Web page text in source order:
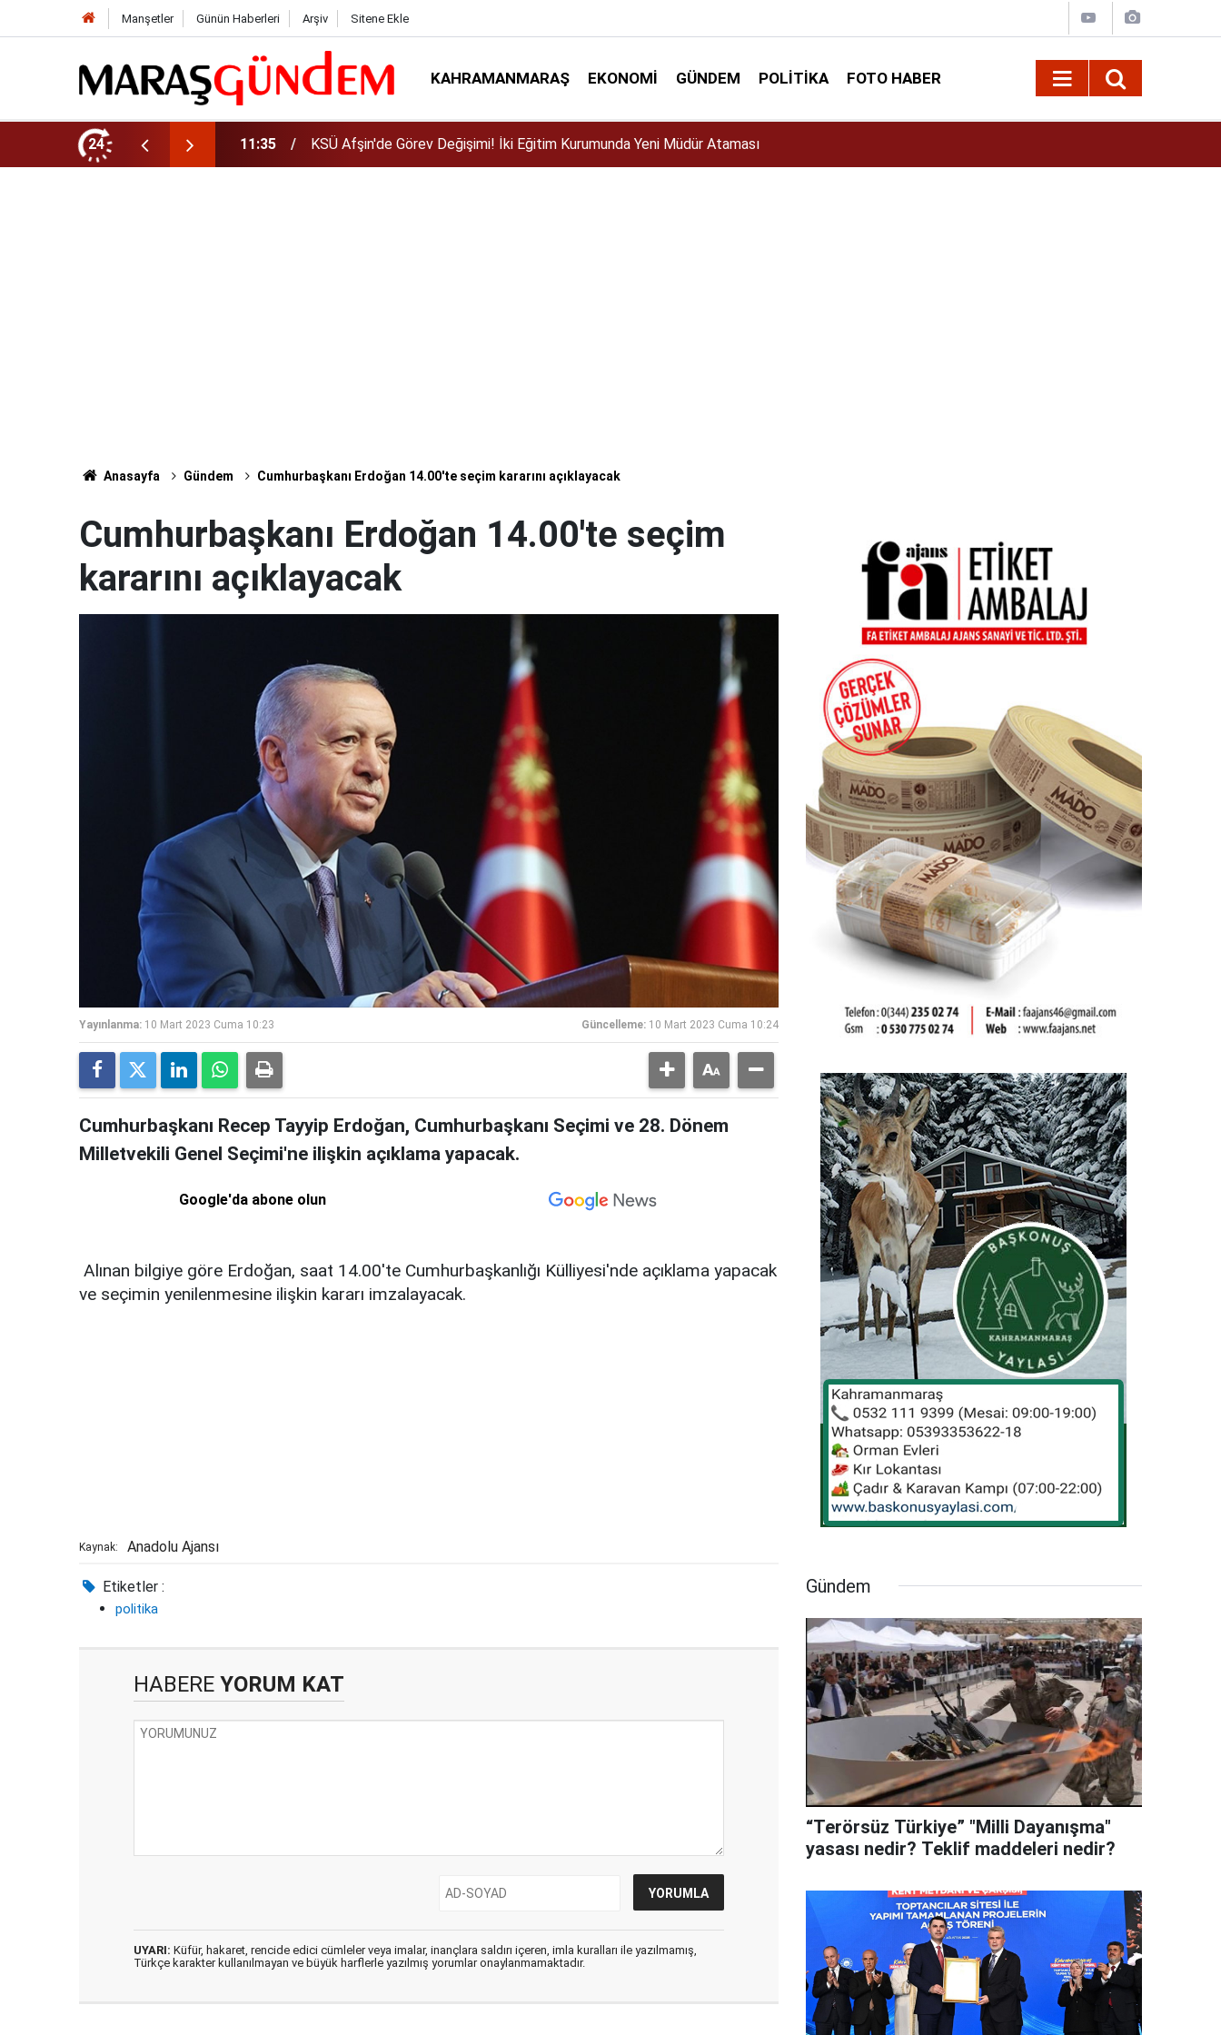
Manşetler Günün Haberleri Arşiv Sitene Ekle
KAHRAMANMARAŞ EKONOMI GÜNDEM POLITIKA FOTO HABER
24
Müdür Ataması 10:14 Funda Arar konser için Kahramanmaraş’a geliyor!
Anasayfa Gündem Cumhurbaşkanı Erdoğan 14.00'te seçim kararını açıklayacak
Cumhurbaşkanı Erdoğan 14.00'te seçim
kararını açıklayacak
Yayınlanma: 10 Mart 2023 Cuma 10:23 Güncelleme: 10 Mart 2023 Cuma 10:24
Cumhurbaşkanı Recep Tayyip Erdoğan, Cumhurbaşkanı Seçimi ve 28. Dönem
Milletvekili Genel Seçimi'ne ilişkin açıklama yapacak.
Google'da abone olun
Alınan bilgiye göre Erdoğan, saat 14.00'te Cumhurbaşkanlığı Külliyesi'nde açıklama yapacak
ve seçimin yenilenmesine ilişkin kararı imzalayacak.
Kaynak: Anadolu Ajansı
Etiketler :
politika
HABERE YORUM KAT
UYARI: Küfür, hakaret, rencide edici cümleler veya imalar, inançlara saldırı içeren, imla kuralları ile yazılmamış,
Türkçe karakter kullanılmayan ve büyük harflerle yazılmış yorumlar onaylanmamaktadır.
Gündem
“Terörsüz Türkiye” "Milli Dayanışma"
yasası nedir? Teklif maddeleri nedir?